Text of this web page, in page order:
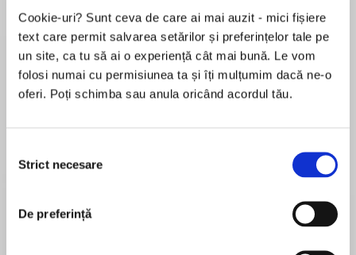
Cookie-uri? Sunt ceva de care ai mai auzit - mici fișiere
text care permit salvarea setărilor și preferințelor tale pe
un site, ca tu să ai o experiență cât mai bună. Le vom
folosi numai cu permisiunea ta și îți mulțumim dacă ne-o
oferi. Poți schimba sau anula oricând acordul tău.
consimțământului
Strict necesare
De preferință
Când Lauren se întoarce acasă, în
apartamentul său din Londra, noaptea târziu,
este întâmpinată la ușă de soțul ei, Michael.
Există însă o problemă – ea nu este căsătorită.
decorul mult îmbunătățit și după fotografiile din
propriul telefon, sunt împreună de ani întregi. În
putea fi căsătorită cu cineva pe care nu-­și
amintește să-l fi întâlnit, Michael se urcă în pod
O prostie!!! Ideea e interesanta dar lungita in
mod inexplicabil!!! In final ramane o prostie!